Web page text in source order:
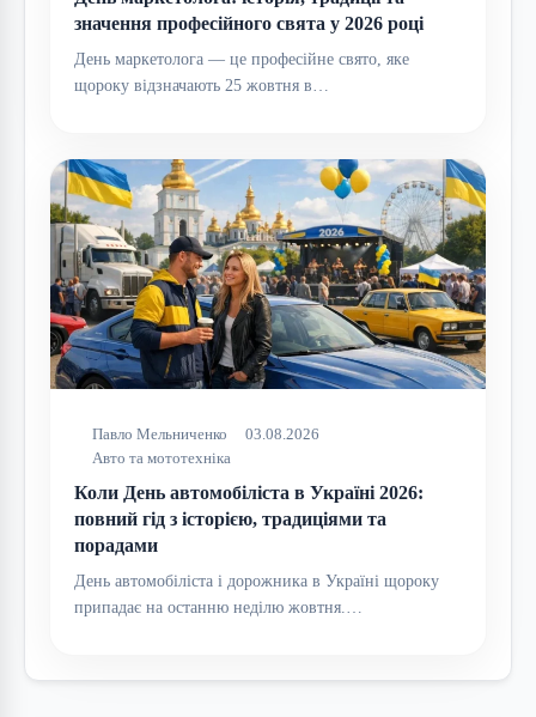
значення професійного свята у 2026 році
День маркетолога — це професійне свято, яке
щороку відзначають 25 жовтня в…
Павло Мельниченко
03.08.2026
Авто та мототехніка
Коли День автомобіліста в Україні 2026:
повний гід з історією, традиціями та
порадами
День автомобіліста і дорожника в Україні щороку
припадає на останню неділю жовтня.…